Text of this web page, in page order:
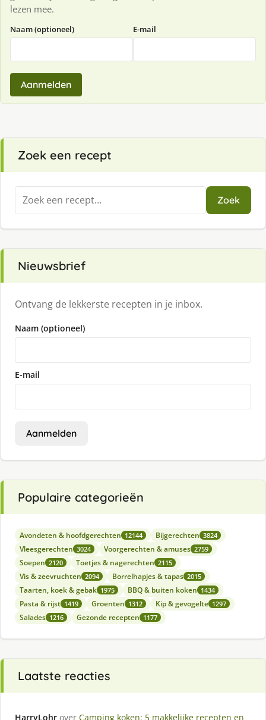
lezen mee.
Naam (optioneel) E-mail
Aanmelden
Zoek een recept
Zoeken
naar:
Zoek
Nieuwsbrief
Ontvang de lekkerste recepten in je inbox.
Naam (optioneel)
E-mail
Aanmelden
Populaire categorieën
Avondeten & hoofdgerechten 12144 Bijgerechten 3824
Vleesgerechten 3024 Voorgerechten & amuses 2759
Soepen 2120 Toetjes & nagerechten 2115
Vis & zeevruchten 2094 Borrelhapjes & tapas 2015
Taarten, koek & gebak 1975 BBQ & buiten koken 1434
Pasta & rijst 1419 Groenten 1312 Kip & gevogelte 1297
Salades 1216 Gezonde recepten 1177
Laatste reacties
HarryLohr over Camping koken: 5 makkelijke recepten en